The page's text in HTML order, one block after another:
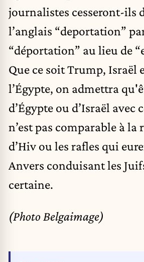
journalistes cesseront-ils
l’anglais “deportation”
“déportation” au lieu de
Que ce soit Trump, Israël
l’Égypte, on admettra
d’Égypte ou d’Israël avec
n’est pas comparable à la
d’Hiv ou les rafles qui
Anvers conduisant les
certaine.
(Photo Belgaimage)